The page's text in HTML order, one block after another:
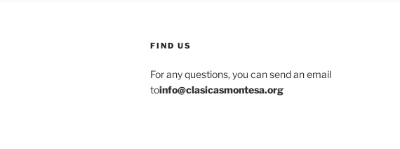
FIND US
For any questions, you can send an email
toinfo@clasicasmontesa.org